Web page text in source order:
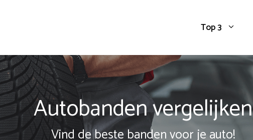
Top 3
Autobanden vergelijken
Vind de beste banden voor je auto!